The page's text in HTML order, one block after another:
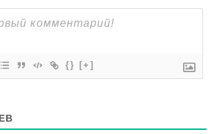
{} [+]